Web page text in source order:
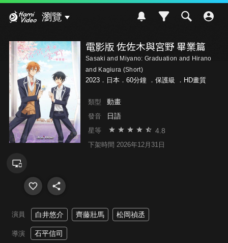
瀏覽
電影版 佐佐木與宮野 畢業篇
Sasaki and Miyano: Graduation and Hirano
and Kagiura (Short)
2023．日本．60分鐘 ． 保護級 ．HD畫質
類型 動畫
發音 日語
星等 4.8
下架時間 2026年12月31日
演員 白井悠介 齊藤壯馬 松岡禎丞
導演 石平信司